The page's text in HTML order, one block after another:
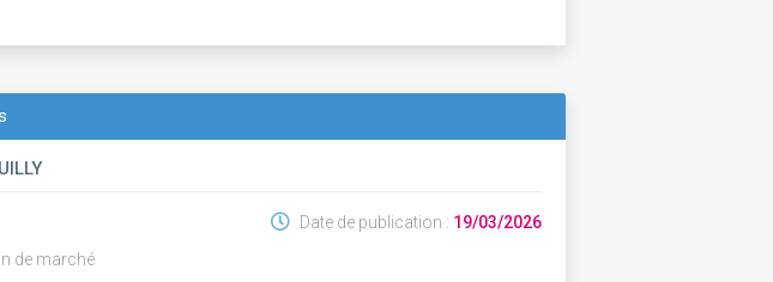
de marché
Date de publication : 19/03/2026